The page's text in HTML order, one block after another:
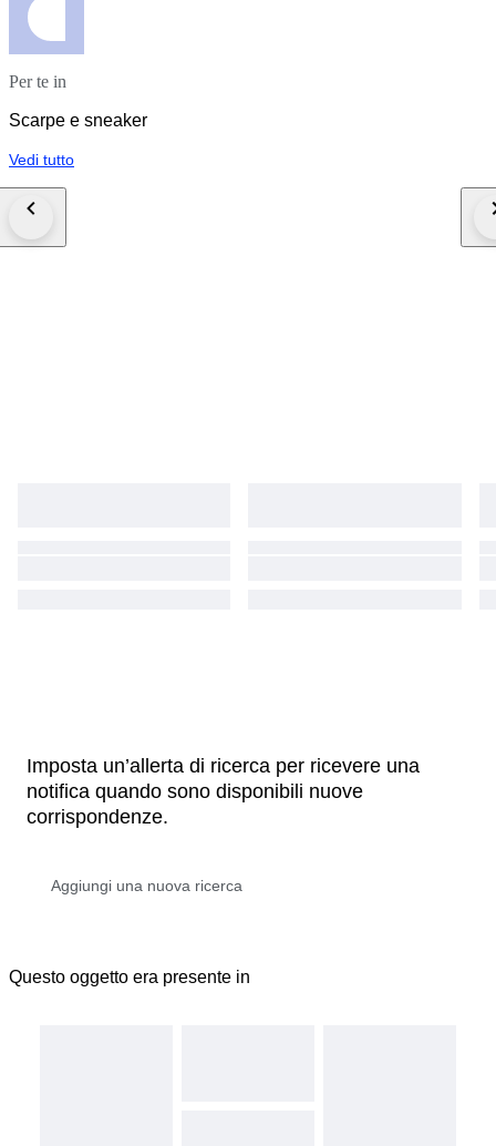
Per te in
Scarpe e sneaker
Vedi tutto
Imposta un’allerta di ricerca per ricevere una
notifica quando sono disponibili nuove
corrispondenze.
Questo oggetto era presente in